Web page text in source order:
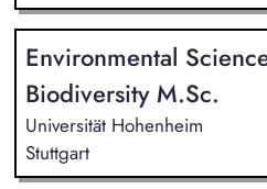
Environmental
Biodiversity M.Sc.
Universität Hohenheim
Stuttgart